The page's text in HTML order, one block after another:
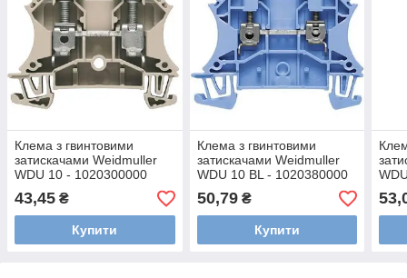
Клема з гвинтовими
затискачами Weidmuller
WDU 10 - 1020300000
43,45 ₴
Купити
Клема з гвинтовими
затискачами Weidmuller
WDU 10 BL - 1020380000
50,79₴
Купити